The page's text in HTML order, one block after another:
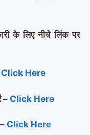
के लिए नीचे लिंक पर
Click Here
– Click Here
Click Here